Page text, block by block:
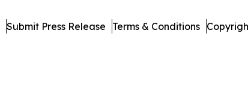
Submit Press Release Terms & Conditions